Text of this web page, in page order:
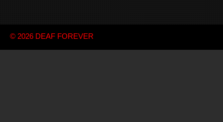
© 2026 DEAF FOREVER